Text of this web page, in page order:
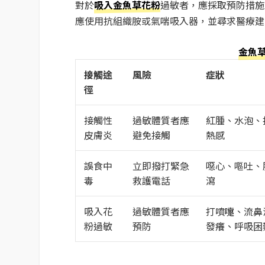
對於吸入金魚草花粉過敏者，應採取預防措
應使用抗組織胺或氣喘吸入器，並尋求醫療
金魚
接觸途
徑
風險 症狀
接觸性
皮膚炎
過敏體質者應
避免接觸
紅腫、水泡
熱感
誤食中
毒
立即撥打緊急
救護電話
噁心、嘔吐
瀉
吸入花
粉過敏
過敏體質者應
預防
打噴嚏、流
發癢、呼吸